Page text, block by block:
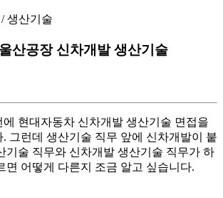
/생산기술
산공장 신차개발 생산기술
현대자동차 신차개발 생산기술 면접을
그런데 생산기술 직무 앞에 신차개발이 붙
기술 직무와 신차개발 생산기술 직무가 하
면 어떻게 다른지 조금 알고 싶습니다.